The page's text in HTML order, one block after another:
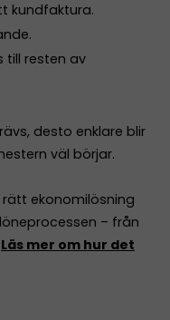
kundfaktura.
till resten av
desto enklare blir
väl börjar.
rätt ekonomilösning
– från
Läs mer om hur det